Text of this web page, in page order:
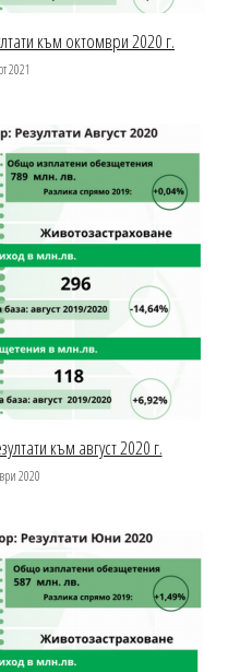
към октомври 2020 г.
2021
към август 2020 г.
2020